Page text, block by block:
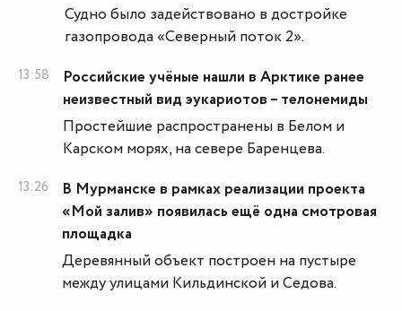
Судно было задействовано в достройке
газопровода «Северный поток 2».
13:58
Российские учёные нашли в Арктике ранее
неизвестный вид эукариотов – телонемиды
Простейшие распространены в Белом и
Карском морях, на севере Баренцева.
13:26
В Мурманске в рамках реализации проекта
«Мой залив» появилась ещё одна смотровая
площадка
Деревянный объект построен на пустыре
между улицами Кильдинской и Седова.